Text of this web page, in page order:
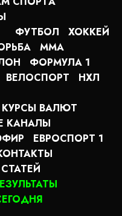
ФУТБОЛ
ХОККЕЙ
MMA
ФОРМУЛА 1
ВЕЛОСПОРТ
НХЛ
КУРСЫ ВАЛЮТ
КАНАЛЫ
ЕВРОСПОРТ 1